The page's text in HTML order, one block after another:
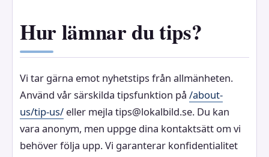
Hur lämnar du tips?
Vi tar gärna emot nyhetstips från allmänheten.
Använd vår särskilda tipsfunktion på /about-
us/tip-us/ eller mejla tips@lokalbild.se. Du kan
vara anonym, men uppge dina kontaktsätt om vi
behöver följa upp. Vi garanterar konfidentialitet